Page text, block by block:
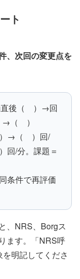
ト
、次回の変更点を
直後（ ）→回
→（ ）
→（ ）回/
/分。課題＝
で再評価
、NRS、Borgス
ます。「NRS呼
明記してくださ